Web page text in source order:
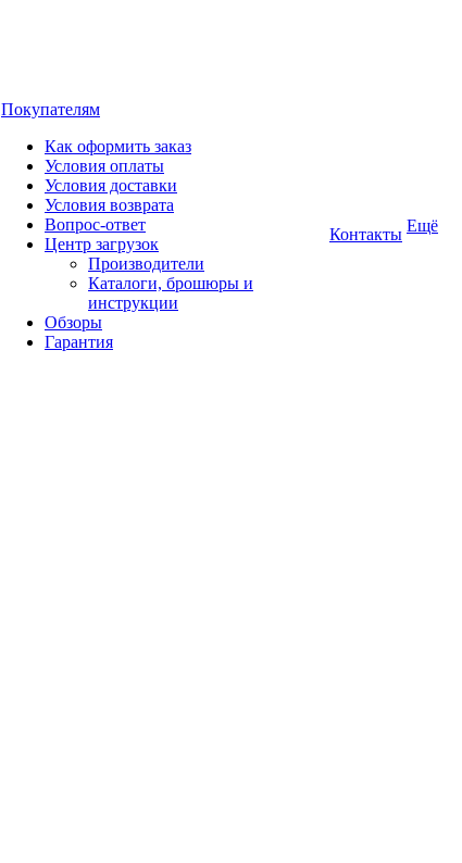
Покупателям
Как оформить заказ
Условия оплаты
Условия доставки
Условия возврата
Вопрос-ответ
Центр загрузок
Производители
Каталоги, брошюры и
инструкции
Обзоры
Гарантия
Контакты Ещё